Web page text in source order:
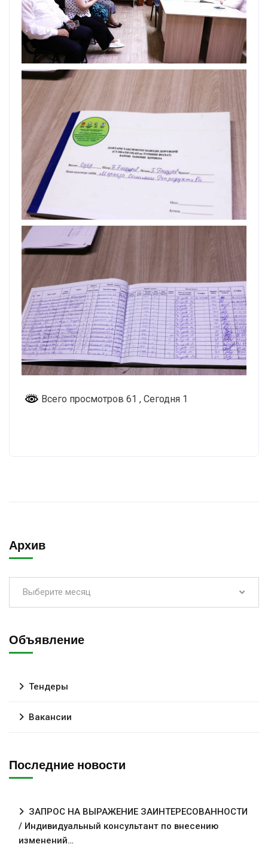
Всего просмотров 61 , Сегодня 1
Архив
Выберите месяц
Объявление
Тендеры
Вакансии
Последние новости
ЗАПРОС НА ВЫРАЖЕНИЕ ЗАИНТЕРЕСОВАННОСТИ
/ Индивидуальный консультант по внесению
изменений…